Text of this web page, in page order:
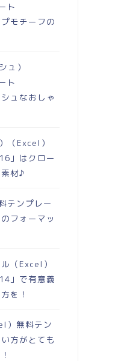
ト
モチーフの
ュ）
ト
ュなおしゃ
（Excel）
」はクロー
材♪
テンプレー
フォーマッ
（Excel）
」で有意義
を！
）無料テン
方がとても